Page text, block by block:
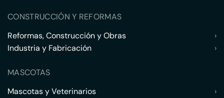
CONSTRUCCIÓN Y REFORMAS
Reformas, Construcción y Obras
›
Industria y Fabricación
›
MASCOTAS
Mascotas y Veterinarios
›